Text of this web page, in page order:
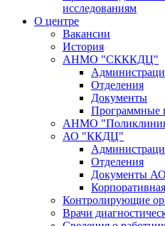
исследованиям
О центре
Вакансии
История
АНМО "СКККДЦ"
Отделения
Документы
Программные
АНМО
АО "ККДЦ"
Отделения
Документы АО
Контролирующие
Врачи